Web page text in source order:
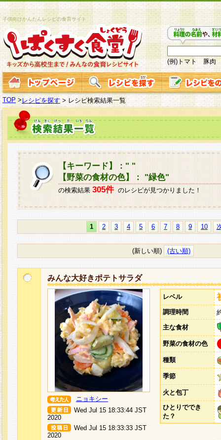
子供向けかんたんレシピの食育サイト
(例)トマト 豚肉
TOP >レシピを探す> レシピ検索結果一覧
【キーワード】：" "
【野菜の食材の色】： "緑色"
の検索結果 305件のレシピが見つかりました！
1 2 3 4 5 6 7 8 9 10
(新しい順) (古い順)
みんな大好きポテトサラダ
ニョキシー
Wed Jul 15 18:33:44 JST
2020
Wed Jul 15 18:33:33 JST
2020
レベル
調理時間
主な食材
野菜の食材の色
種類
季節
火と包丁
ひとりででき
た？